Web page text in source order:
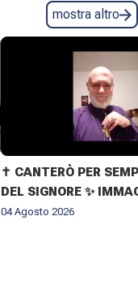
mostra altro
✝️ CANTERÒ PER
DEL SIGNORE ✨
VITA
04 Agosto 2026